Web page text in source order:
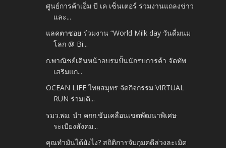
ศูนย์การค้าเอ็ม บี เค เซ็นเตอร์ ร่วมงานแถลงข่าว
และ...
แลคตาซอย ร่วมงาน “World Milk day วันดื่มนม
โลก @ Bi...
ก.พาณิชย์เดินหน้าอบรมปั้นนักรบการค้า จัดทัพ
เสริมแก...
OCEAN LIFE ไทยสมุทร จัดกิจกรรม VIRTUAL
RUN ร่วมเดิ...
รมว.พม. นำ คกก.ขับเคลื่อนเขตพัฒนาพิเศษ
ระเบียงสังคม...
คุณทำมันได้ยังไง? สถิติการจับกุมคดีล่วงละเมิด